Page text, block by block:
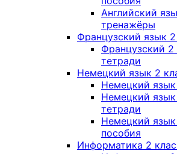
Английский
тренажёры
Французский язык 2
Французский 2
тетради
Немецкий язык 2
Немецкий язык
Немецкий
тетради
Немецкий
пособия
Информатика 2